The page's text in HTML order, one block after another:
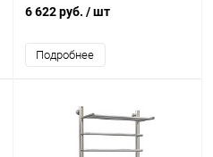
6 622 руб. / шт
Подробнее